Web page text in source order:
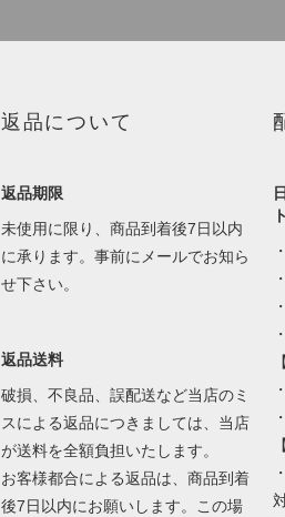
返品について
返品期限
未使用に限り、商品到着後7日以内
に承ります。事前にメールでお知ら
せ下さい。
返品送料
破損、不良品、誤配送など当店のミ
スによる返品につきましては、当店
が送料を全額負担いたします。
お客様都合による返品は、商品到着
後7日以内にお願いします。この場